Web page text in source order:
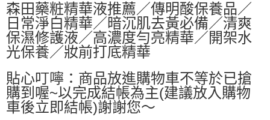
國家/地區配送0330 查看運費
森田藥粧精華液推薦／傳明酸保養品／
日常淨白精華／暗沉肌去黃必備／清爽
保濕修護液／高濃度勻亮精華／開架水
光保養／妝前打底精華
貼心叮嚀：商品放進購物車不等於已搶
購到喔~以完成結帳為主(建議放入購物
車後立即結帳)謝謝您～